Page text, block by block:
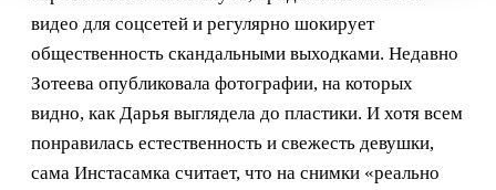
видео для соцсетей и регулярно шокирует
общественность скандальными выходками. Недавно
Зотеева опубликовала фотографии, на которых
видно, как Дарья выглядела до пластики. И хотя всем
понравилась естественность и свежесть девушки,
сама Инстасамка считает, что на снимки «реально